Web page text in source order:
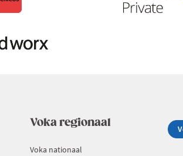
Voka regionaal
Voka nationaal